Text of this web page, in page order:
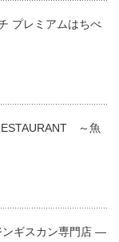
プレミアムはちべ
～魚
ンギスカン専門店 ―